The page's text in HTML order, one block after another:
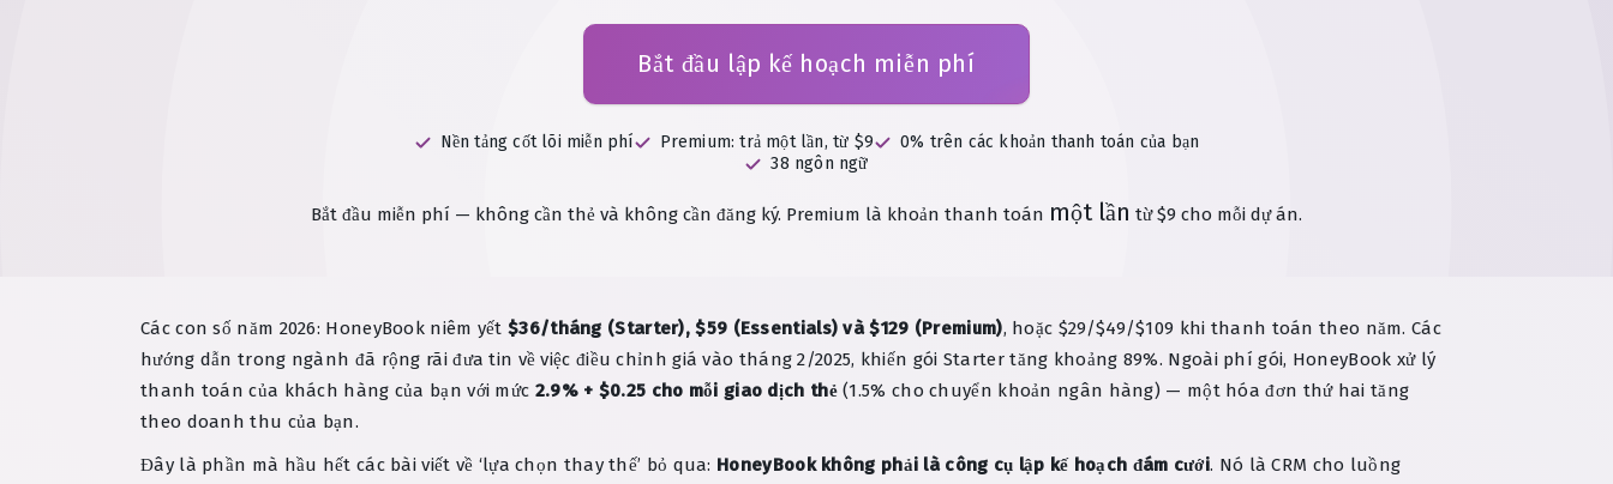
Bắt đầu lập kế hoạch miễn phí
Nền tảng cốt lõi miễn phí Premium: trả một lần, từ $9
0% trên các khoản thanh toán của bạn
38 ngôn ngữ
Bắt đầu miễn phí — không cần thẻ và không cần đăng ký. Premium là khoản thanh toán một lần từ $9 cho mỗi dự án.
Các con số năm 2026: HoneyBook niêm yết $36/tháng (Starter), $59 (Essentials) và $129 (Premium), hoặc $29/$49/$109 khi thanh toán theo năm. Các
hướng dẫn trong ngành đã rộng rãi đưa tin về việc điều chỉnh giá vào tháng 2/2025, khiến gói Starter tăng khoảng 89%. Ngoài phí gói, HoneyBook xử lý
thanh toán của khách hàng của bạn với mức 2.9% + $0.25 cho mỗi giao dịch thẻ(1.5% cho chuyển khoản ngân hàng) — một hóa đơn thứ hai tăng
theo doanh thu của bạn.
Đây là phần mà hầu hết các bài viết về ‘lựa chọn thay thế’ bỏ qua: HoneyBook không phải là công cụ lập kế hoạch đám cưới. Nó là CRM cho luồng